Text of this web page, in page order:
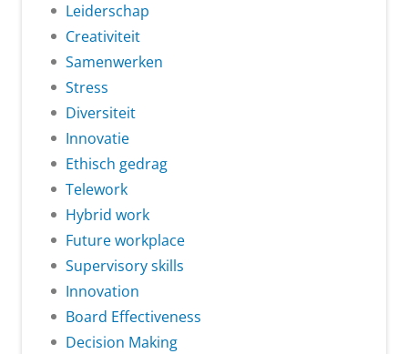
Leiderschap
Creativiteit
Samenwerken
Stress
Diversiteit
Innovatie
Ethisch gedrag
Telework
Hybrid work
Future workplace
Supervisory skills
Innovation
Board Effectiveness
Decision Making